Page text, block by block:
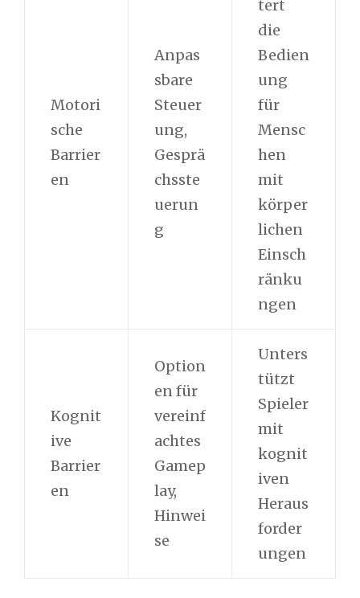
Motori
sche
Barrier
en
Anpas
sbare
Steuer
ung,
Gesprä
chsste
uerun
g
tert
die
Bedien
ung
für
Mensc
hen
mit
körper
lichen
Einsch
ränku
ngen
Kognit
ive
Barrier
en
Option
en für
vereinf
achtes
Gamep
lay,
Hinwei
se
Unters
tützt
Spieler
mit
kognit
iven
Heraus
forder
ungen